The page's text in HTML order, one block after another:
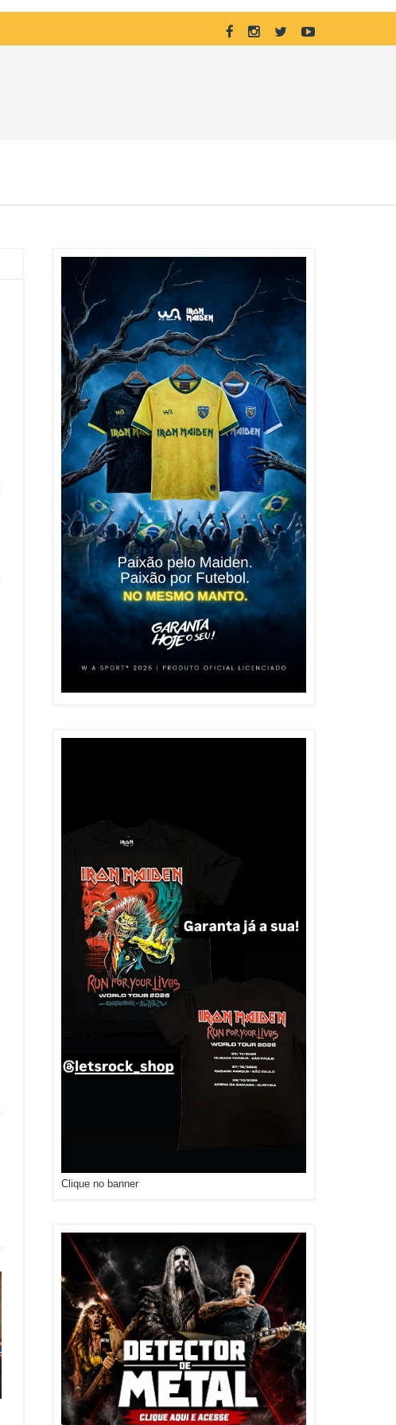
Clique no banner